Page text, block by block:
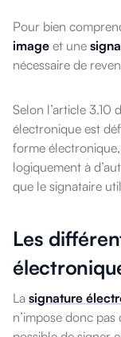
Pour bien
image et une
nécessaire de
Selon l’article 3.10
électronique est
forme
logiquement à
que le signataire
Les
La signature
n’impose donc